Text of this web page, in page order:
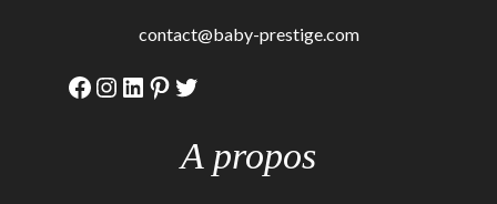
contact@baby-prestige.com
Facebook
Instagram
LinkedIn
Pinterest
Twitter
A propos